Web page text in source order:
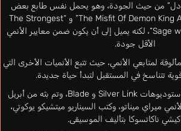
من حيث الجودة، وهو يحمل نفس طابع بعض
الأنميات مثل “The Misfit Of Demon King Academy” و “The Strongest
Sage with the Weakest Crest”، لكنه يميل إلى أن يكون ضمن معايير الأنمي
الأقل جودة.
لمتابعي الأنمي، حيث تتبع الأنميات الأخرى التي
تتناسخ في المستقبل لتبدأ حياة جديدة.
تم إنتاج الأنمي بواسطة استوديوهات Silver Link و Blade، وتم بثه من أبريل
أخرج الأنمي ميراي ميناتو، وكتب السيناريو ميتشيكو يوكوتي،
ناكاتسوكا بتأليف الموسيقى.